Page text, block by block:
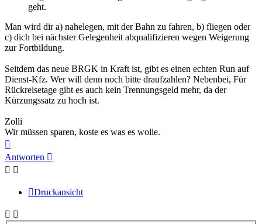
geht.
Man wird dir a) nahelegen, mit der Bahn zu fahren, b) fliegen oder
c) dich bei nächster Gelegenheit abqualifizieren wegen Weigerung
zur Fortbildung.
Seitdem das neue BRGK in Kraft ist, gibt es einen echten Run auf
Dienst-Kfz. Wer will denn noch bitte draufzahlen? Nebenbei, Für
Rückreisetage gibt es auch kein Trennungsgeld mehr, da der
Kürzungssatz zu hoch ist.
Zolli
Wir müssen sparen, koste es was es wolle.
oben
Antworten
Druckansicht